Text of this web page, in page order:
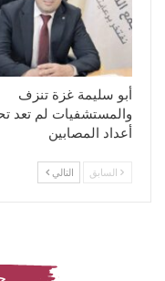
أبو سليمة غزة تنزف
والمستشفيات لم تعد
أعداد المصابين
السابق التالي